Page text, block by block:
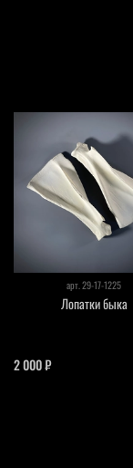
арт.29-17-1225
Лопатки быка
2 000 ₽